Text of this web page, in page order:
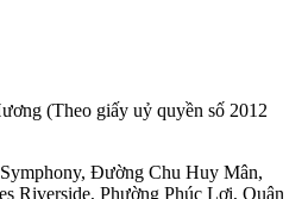
(Theo giấy uỷ quyền số 2012
Đường Chu Huy Mân,
Riverside, Phường Phúc Lợi, Quận